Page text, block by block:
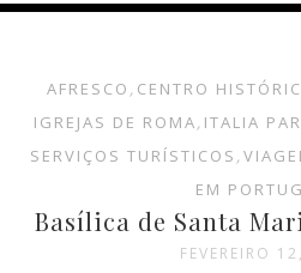
AFRESCO , CENTRO
IGREJAS DE ROMA, ITALIA
SERVIÇOS TURÍSTICOS ,
EM
Basílica de Santa
FEVEREIRO